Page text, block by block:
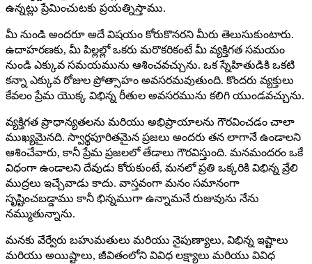
ఉన్నట్లు ప్రేమించుటకు ప్రయత్నిస్తాము.
మీ నుండి అందరూ అదే విషయం కోరుకొనరని మీరు తెలుసుకుంటారు.
ఉదాహరణకు, మీ పిల్లల్లో ఒకరు మరొకరికంటే మీ వ్యక్తిగత సమయం
నుండి ఎక్కువ సమయమును ఆశించవచ్చును. ఒక స్నేహితుడికి ఒకటి
కన్నా ఎక్కువ రోజుల ప్రోత్సాహం అవసరమవుతుంది. కొందరు వ్యక్తులు
కేవలం ప్రేమ యొక్క విభిన్న రీతుల అవసరమును కలిగి యుండవచ్చును.
వ్యక్తిగత ప్రాధాన్యతలను మరియు అభిప్రాయాలను గౌరవించడం చాలా
ముఖ్యమైనది. స్వార్థపూరితమైన ప్రజలు అందరు తన లాగానే ఉండాలని
ఆశించేవారు, కానీ ప్రేమ ప్రజలలో తేడాలు గౌరవిస్తుంది. మనమందరం ఒకే
విధంగా ఉండాలని దేవుడు కోరుకుంటే, మనలో ప్రతి ఒక్కరికి విభిన్న వ్రేలి
ముద్రలు ఇచ్చేవాడు కాదు. వాస్తవంగా మనం సమానంగా
సృష్టించబడ్డాము కానీ భిన్నముగా ఉన్నామనే రుజువును నేను
నమ్ముతున్నాను.
మనకు వేర్వేరు బహుమతులు మరియు నైపుణ్యాలు, విభిన్న ఇష్టాలు
మరియు అయిష్టాలు, జీవితంలోని వివిధ లక్ష్యాలు మరియు వివిధ